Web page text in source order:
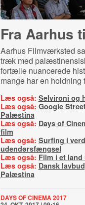
Fra Aarhus
Aarhus Filmværksted
træk med
fortælle nuancerede
mange har en holdning
Læs også: Selvironi og
Læs også: Google
Palæstina
Læs også: Days of
film
Læs også: Surfing i
udendørsfængsel
Læs også: Film i et
Læs også: Dansk
Palæstina
DAYS OF CINEMA 2017